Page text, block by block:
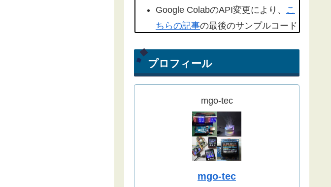
Google ColabのAPI変更により、 こ
ちらの記事の最後のサンプルコード
こちらの記事
庁天気予報に変更したものを追記し
(2022/09/02)
こちらの記事をYahoo天気から気象
庁天気予報に変更したものを追記し
諸事情で記事更新停滞しています。
プロフィール
mgo-tec
mgo-tec